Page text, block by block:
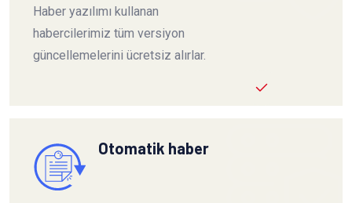
Haber yazılımı kullanan
habercilerimiz tüm versiyon
güncellemelerini ücretsiz alırlar.
Otomatik haber